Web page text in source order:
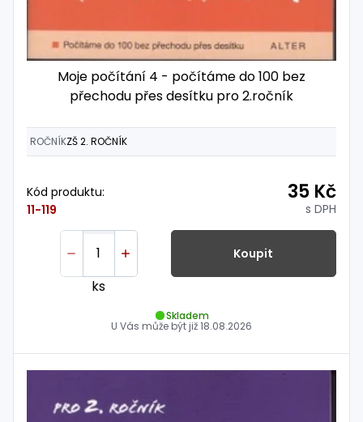
Moje počítání 4 - počítáme do 100 bez
přechodu přes desítku pro 2.ročník
ROČNÍKZŠ 2. ROČNÍK
Kód produktu:
11-119
35 Kč
s DPH
ks
Koupit
Skladem
U Vás může být již18.08.2026